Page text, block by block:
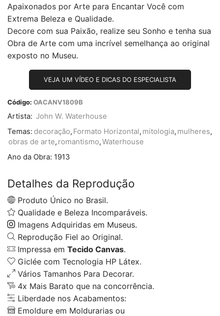
Apaixonados por Arte para Encantar Você com
Extrema Beleza e Qualidade.
Decore com sua Paixão, realize seu Sonho e tenha sua
Obra de Arte com uma incrível semelhança ao original
exposto no Museu.
VEJA UM VÍDEO E DICAS DO ESPECIALISTA
Código: OACANV1809B
Artista: John W. Waterhouse
Temas: decoração, Formato Horizontal, mitologia, mulheres,
obras de arte, romantismo,Waterhouse
Ano da Obra: 1913
Detalhes da Reprodução
Produto Único no Brasil.
Qualidade e Beleza Incomparáveis.
Imagens Adquiridas em Museus.
Reprodução Fiel ao Original.
Impressa em Tecido Canvas.
Giclée com Tecnologia HP Látex.
Vários Tamanhos Para Decorar.
4x Mais Barato que na concorrência.
Liberdade nos Acabamentos:
Emoldure em Moldurarias ou